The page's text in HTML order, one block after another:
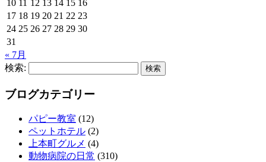
10 11 12 13 14 15 16
17 18 19 20 21 22 23
24 25 26 27 28 29 30
31
« 7月
検索:
ブログカテゴリー
パピー教室 (12)
ペットホテル (2)
上本町グルメ (4)
動物病院の日常 (310)